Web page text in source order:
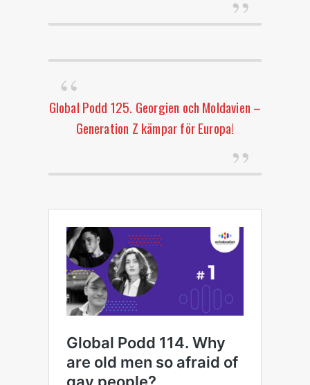
Global Podd 125. Georgien och Moldavien –
Generation Z kämpar för Europa!